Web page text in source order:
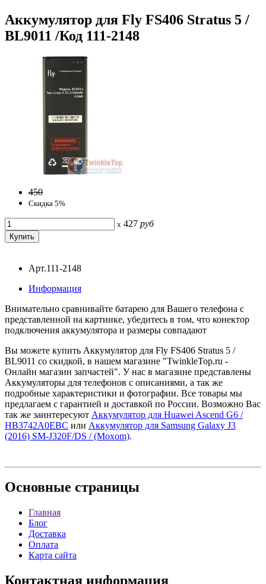
Аккумулятор для Fly FS406 Stratus 5 /
BL9011 /Код 111-2148
450
Скидка 5%
x 427 руб
Арт.111-2148
Информация
Внимательно сравнивайте батарею для Вашего телефона с
представленной на картинке, убедитесь в том, что конектор
подключения аккумулятора и размеры совпадают
Вы можете купить Аккумулятор для Fly FS406 Stratus 5 /
BL9011 со скидкой, в нашем магазине "TwinkleTop.ru -
Онлайн магазин запчастей". У нас в магазине представлены
Аккумуляторы для телефонов с описаниями, а так же
подробные характеристики и фотографии. Все товары мы
предлагаем с гарантией и доставкой по России. Возможно Вас
так же заинтересуют Аккумулятор для Huawei Ascend G6 /
HB3742A0EBC или Аккумулятор для Samsung Galaxy J3
(2016) SM-J320F/DS / (Moxom).
Основные страницы
Главная
Блог
Доставка
Оплата
Карта сайта
Контактная информация